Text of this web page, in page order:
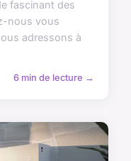
fascinant des
nous vous
adressons à
6 min de lecture →